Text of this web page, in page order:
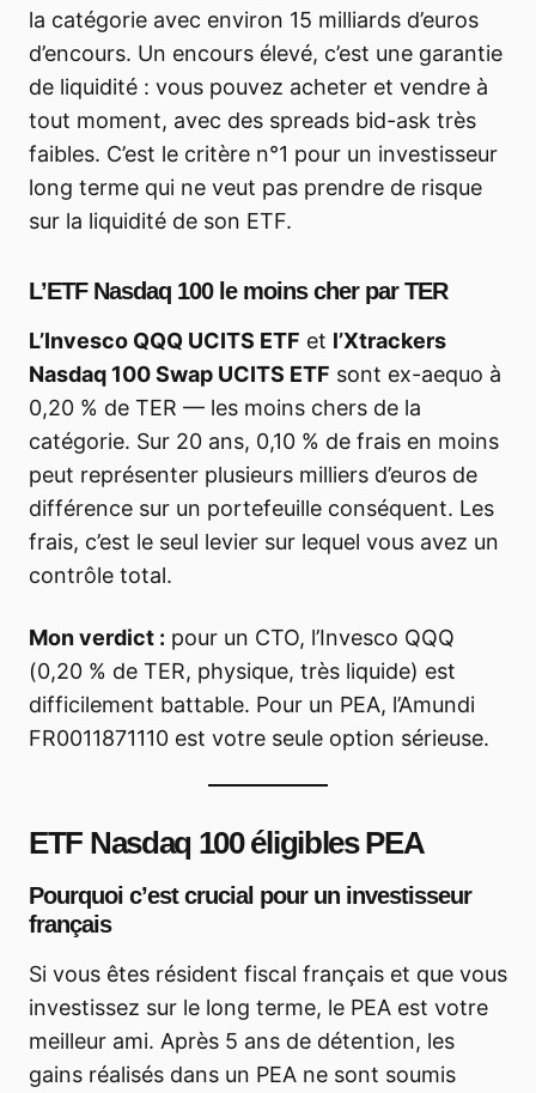
la catégorie avec environ 15 milliards d’euros
d’encours. Un encours élevé, c’est une garantie
de liquidité : vous pouvez acheter et vendre à
tout moment, avec des spreads bid-ask très
faibles. C’est le critère n°1 pour un investisseur
long terme qui ne veut pas prendre de risque
sur la liquidité de son ETF.
L’ETF Nasdaq 100 le moins cher par TER
L’Invesco QQQ UCITS ETF et l’Xtrackers
Nasdaq 100 Swap UCITS ETF sont ex-aequo à
0,20 % de TER — les moins chers de la
catégorie. Sur 20 ans, 0,10 % de frais en moins
peut représenter plusieurs milliers d’euros de
différence sur un portefeuille conséquent. Les
frais, c’est le seul levier sur lequel vous avez un
contrôle total.
Mon verdict : pour un CTO, l’Invesco QQQ
(0,20 % de TER, physique, très liquide) est
difficilement battable. Pour un PEA, l’Amundi
FR0011871110 est votre seule option sérieuse.
ETF Nasdaq 100 éligibles PEA
Pourquoi c’est crucial pour un investisseur
français
Si vous êtes résident fiscal français et que vous
investissez sur le long terme, le PEA est votre
meilleur ami. Après 5 ans de détention, les
gains réalisés dans un PEA ne sont soumis